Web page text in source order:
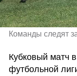
Команды следят
Кубковый матч
футбольной